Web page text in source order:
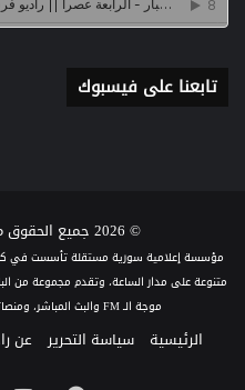
تابعنا على فيسبوك
© 2026 جميع الحقوق محفوظة لفرش أون لاين
متنوعة على مدار الساعة، وتقدم مجموعة من
موجة الـ FM والبث المباشر، ومنصاتها المختلفة على السوشيال ميديا.
الرئيسية سياسة التحرير عن